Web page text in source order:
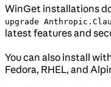
WinGet installations
upgrade
latest features and
You can also install
Fedora, RHEL, and